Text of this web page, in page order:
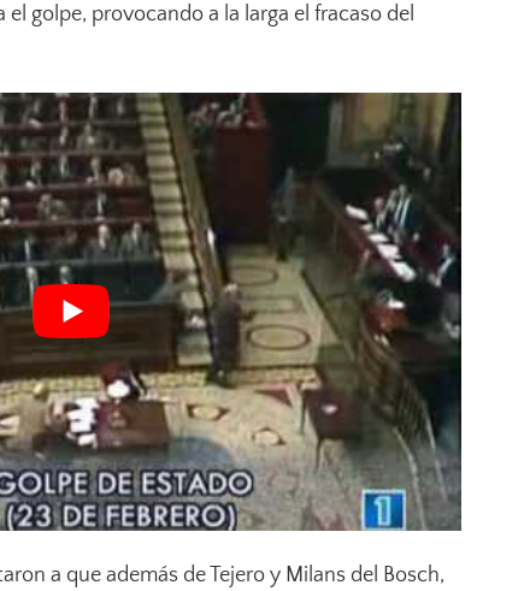
el golpe, provocando a la larga el fracaso del
a que además de Tejero y Milans del Bosch,